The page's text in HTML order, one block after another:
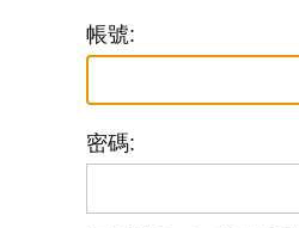
帳號:
密碼: